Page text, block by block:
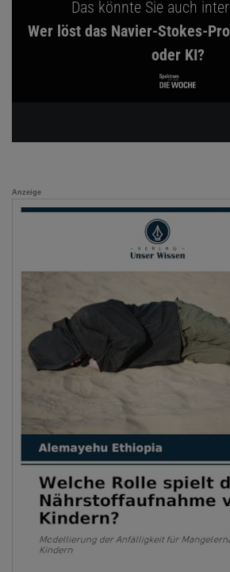
Das könnte Sie auch
Wer löst das Navier-Stokes-
oder KI?
Anzeige